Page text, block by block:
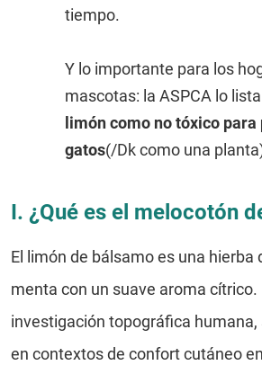
tiempo.
Y lo importante para los
mascotas: la ASPCA lo
limón como no tóxico para
gatos(/Dk como una
I. ¿Qué es el melocotón
El limón de bálsamo es una hierba
menta con un suave aroma cítrico.
investigación topográfica
en contextos de confort cutáneo